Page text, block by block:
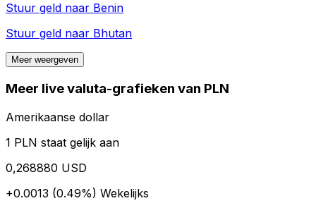
Stuur geld naar Benin
Stuur geld naar Bhutan
Meer weergeven
Meer live valuta-grafieken van PLN
Amerikaanse dollar
1 PLN staat gelijk aan
0,268880 USD
+0.0013 (0.49%) Wekelijks